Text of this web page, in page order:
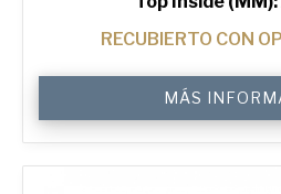
RECUBIERTO CON
Standard
Bread
Tin
MÁS